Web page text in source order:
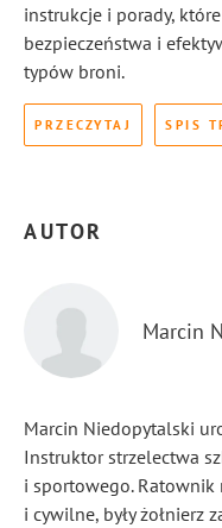
instrukcje i porady,
bezpieczeństwa i
typów broni.
PRZECZYTAJ SPIS
AUTOR
Marcin
Marcin Niedopytalski
Instruktor strzelectwa
i sportowego.
i cywilne, były żołnierz